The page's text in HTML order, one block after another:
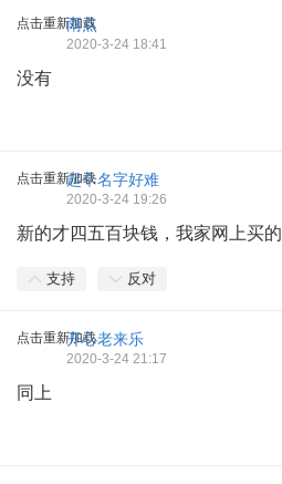
点击重新加载
雨点
2020-3-24 18:41
没有
点击重新加载起个名字好难
2020-3-24 19:26
新的才四五百块钱，我家网上买的
支持 反对
点击重新加载开心老来乐
2020-3-24 21:17
同上